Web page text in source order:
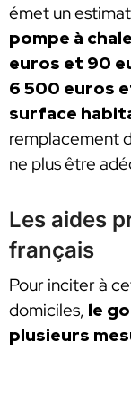
émet un
pompe à
euros et 90
6 500 euros
surface
remplacement
ne plus être
Les aides
français
Pour inciter à
domiciles, le
plusieurs